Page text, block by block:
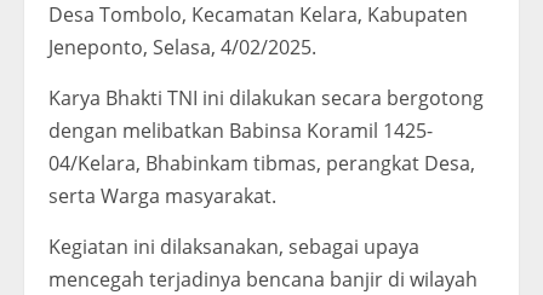
Desa Tombolo, Kecamatan Kelara, Kabupaten
Jeneponto, Selasa, 4/02/2025.
Karya Bhakti TNI ini dilakukan secara bergotong
dengan melibatkan Babinsa Koramil 1425-
04/Kelara, Bhabinkam tibmas, perangkat Desa,
serta Warga masyarakat.
Kegiatan ini dilaksanakan, sebagai upaya
mencegah terjadinya bencana banjir di wilayah